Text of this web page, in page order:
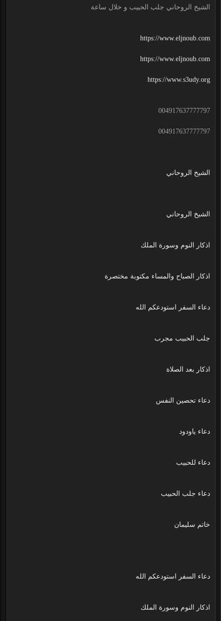
الشيخ الروحاني جلب الحبيب و خلال ساعة
https://www.eljnoub.com
https://www.eljnoub.com
https://www.s3udy.org
004917637777797
004917637777797
الشيخ الروحاني
الشيخ الروحاني
اذكار النوم وسورة الملك
اذكار الصباح والمساء مكتوبة مختصرة
دعاء السفر استودعكم الله
جلب الحبيب مجرب
اذكار بعد الصلاة
دعاء تحصين النفس
دعاء ياودود
دعاء للحبيب
دعاء جلب الحبيب
خاتم سليمان
دعاء السفر استودعكم الله
اذكار النوم وسورة الملك